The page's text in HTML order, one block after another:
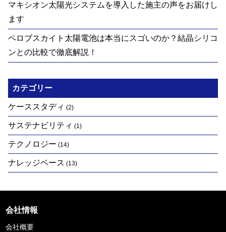
マキシオン太陽光システムを導入した施主の声をお届けし
ます
ペロブスカイト太陽電池は本当にスゴいのか？結晶シリコ
ンとの比較で徹底解説！
カテゴリー
ケーススタディ (2)
サステナビリティ (1)
テクノロジー (14)
ナレッジベース (13)
会社情報
会社概要